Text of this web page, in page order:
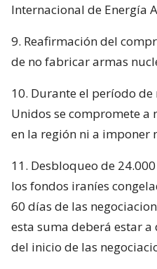
Internacional de Energía
9. Reafirmación del
de no fabricar armas
10. Durante el período de
Unidos se compromete a
en la región ni a imponer
11. Desbloqueo de
los fondos iraníes
60 días de las
esta suma deberá estar
del inicio de las